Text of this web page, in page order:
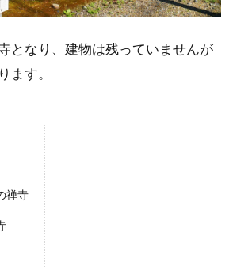
となり、建物は残っていませんが
ます。
禅寺